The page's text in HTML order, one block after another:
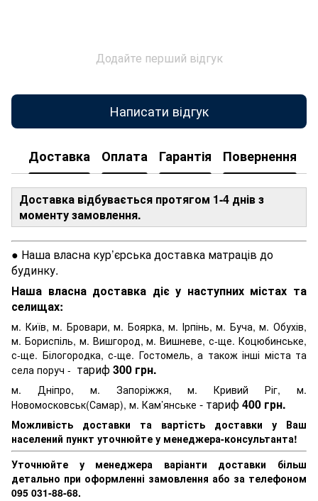
Додайте перший відгук
Написати відгук
Доставка Оплата Гарантія Повернення
Доставка відбувається протягом 1-4 днів з
моменту замовлення.
● Наша власна кур’єрська доставка матраців до
будинку.
Наша власна доставка діє у наступних містах та
селищах:
м. Київ, м. Бровари, м. Боярка, м. Ірпінь, м. Буча, м. Обухів,
м. Бориспіль, м. Вишгород, м. Вишневе, с-ще. Коцюбинське,
с-ще. Білогородка, с-ще. Гостомель, а також інші міста та
села поруч - тариф300 грн.
м. Дніпро, м. Запоріжжя, м. Кривий Ріг, м.
Новомосковськ(Самар), м. Кам’янське - тариф400 грн.
Можливість доставки та вартість доставки у Ваш
населений пункт уточнюйте у менеджера-консультанта!
Уточнюйте у менеджера варіанти доставки більш
детально при оформленні замовлення або за телефоном
095 031-88-68.